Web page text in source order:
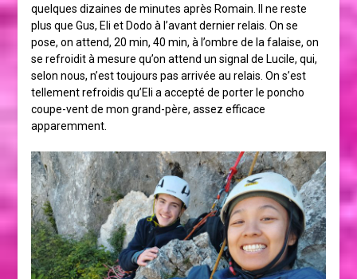
quelques dizaines de minutes après Romain. Il ne reste
plus que Gus, Eli et Dodo à l’avant dernier relais. On se
pose, on attend, 20 min, 40 min, à l’ombre de la falaise, on
se refroidit à mesure qu’on attend un signal de Lucile, qui,
selon nous, n’est toujours pas arrivée au relais. On s’est
tellement refroidis qu’Eli a accepté de porter le poncho
coupe-vent de mon grand-père, assez efficace
apparemment.